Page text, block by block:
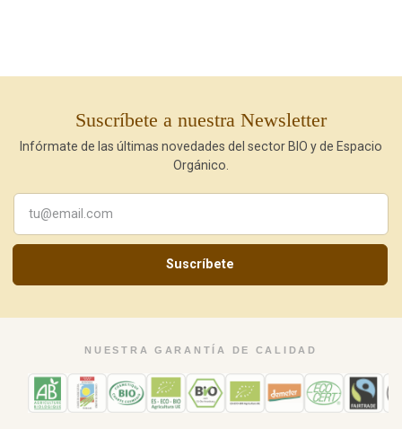
Suscríbete a nuestra Newsletter
Infórmate de las últimas novedades del sector BIO y de Espacio
Orgánico.
Suscríbete
NUESTRA GARANTÍA DE CALIDAD